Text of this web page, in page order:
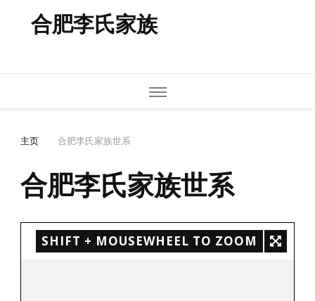
合肥李氏家族
主页 合肥李氏家族世系
合肥李氏家族世系
SHIFT + MOUSEWHEEL TO ZOOM